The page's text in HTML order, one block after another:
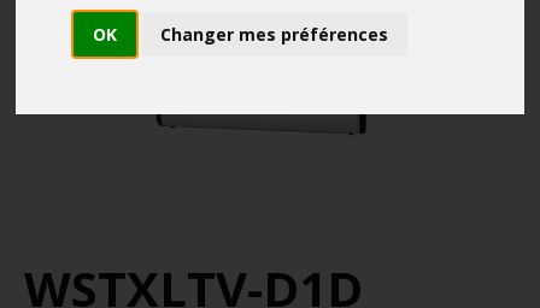
OK Changer mes préférences
WSTXLTV-D1D